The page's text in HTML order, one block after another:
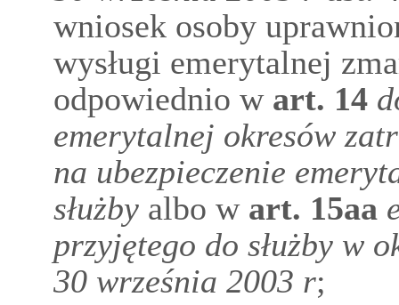
wniosek osoby
wysługi emerytalnej
odpowiednio wart. 14
emerytalnej okresów
na ubezpieczenie
służby albo wart. 15aa
przyjętego do służby w
30 września 2003 r;